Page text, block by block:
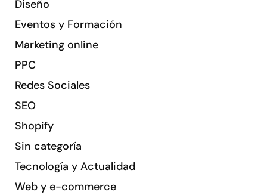
Diseño
Eventos y Formación
Marketing online
PPC
Redes Sociales
SEO
Shopify
Sin categoría
Tecnología y Actualidad
Web y e-commerce